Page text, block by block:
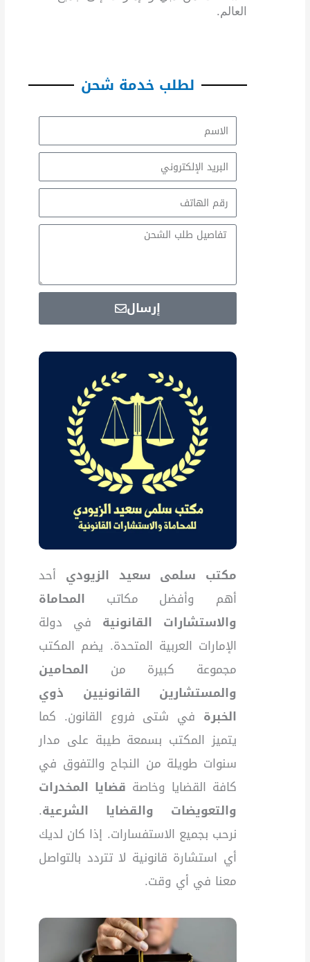
العالم.
لطلب خدمة شحن
الاسم
Email
Email
Message
إرسال
مكتب سلمى سعيد الزيودي أحد
أهم وأفضل مكاتب المحاماة
والاستشارات القانونية في دولة
الإمارات العربية المتحدة. يضم المكتب
مجموعة كبيرة من المحامين
والمستشارين القانونيين ذوي
الخبرة في شتى فروع القانون. كما
يتميز المكتب بسمعة طيبة على مدار
سنوات طويلة من النجاح والتفوق في
كافة القضايا وخاصة قضايا المخدرات
والتعويضات والقضايا الشرعية.
نرحب بجميع الاستفسارات. إذا كان لديك
أي استشارة قانونية لا تتردد بالتواصل
معنا في أي وقت.